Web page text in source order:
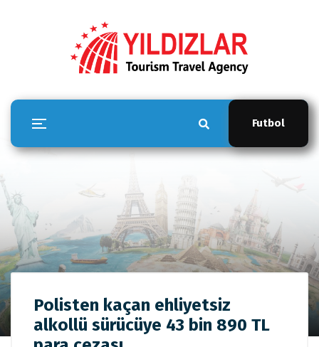
Futbol
Anasayfa YILDIZLAR TOUR
Polisten kaçan
ehliyetsiz alkollü sürücüye 43 bin 890 TL para cezası
Polisten kaçan ehliyetsiz
alkollü sürücüye 43 bin 890 TL